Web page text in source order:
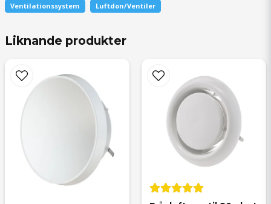
question
name
Namn
emailMejladress
Ventilationssystem Luftdon/Ventiler
Liknande produkter